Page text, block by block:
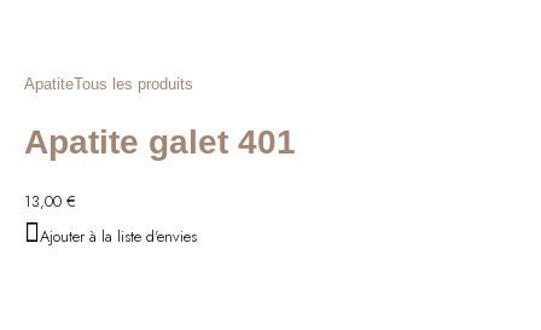
ApatiteTous les produits
Apatite galet 401
13,00 €
Ajouter à la liste d'envies